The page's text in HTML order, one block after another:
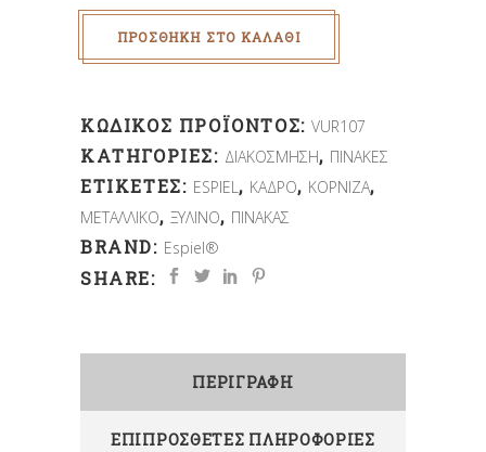
ΠΡΟΣΘΉΚΗ ΣΤΟ ΚΑΛΆΘΙ
ΚΩΔΙΚΌΣ ΠΡΟΪΌΝΤΟΣ:VUR107
ΚΑΤΗΓΟΡΊΕΣ: ΔΙΑΚΟΣΜΗΣΗ, ΠΙΝΑΚΕΣ
ΕΤΙΚΈΤΕΣ: ESPIEL, ΚΑΔΡΟ, ΚΟΡΝΙΖΑ,
ΜΕΤΑΛΛΙΚΟ,ΞΥΛΙΝΟ, ΠΙΝΑΚΑΣ
BRAND: Espiel®
SHARE:
ΠΕΡΙΓΡΑΦΉ
ΕΠΙΠΡΌΣΘΕΤΕΣ ΠΛΗΡΟΦΟΡΊΕΣ